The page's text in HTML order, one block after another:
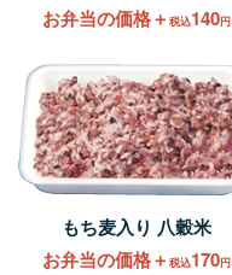
お弁当の価格＋ 税込140円
もち麦入り 八穀米
お弁当の価格＋ 税込170円